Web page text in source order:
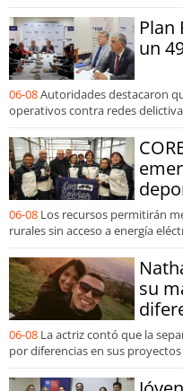
Plan
un
06-08Autoridades destacaron
operativos contra redes
06-08 Los recursos permitirán
rurales sin acceso a energía
su
06-08 La actriz contó que la
por diferencias en sus